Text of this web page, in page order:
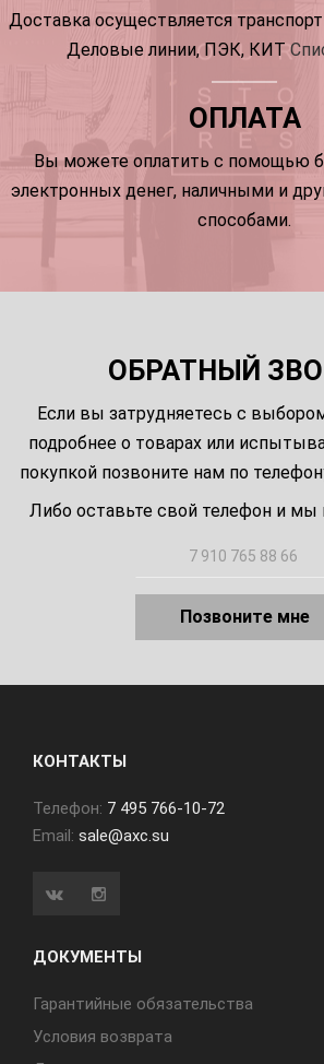
Доставка осуществляется
Деловые линии, ПЭК, КИТ
ОПЛАТА
Вы можете оплатить с помощью
электронных денег, наличными и
способами.
ОБРАТНЫЙ
Если вы затрудняетесь с
подробнее о товарах или
покупкой позвоните нам по
Либо оставьте свой телефон и
Позвоните мне
КОНТАКТЫ
Телефон: 7 495 766-10-72
Email: sale@axc.su
ДОКУМЕНТЫ
Гарантийные обязательства
Условия возврата